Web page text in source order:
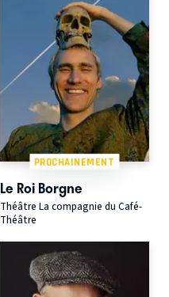
PROCHAINEMENT
Le Roi Borgne
Théâtre La compagnie du Café-
Théâtre